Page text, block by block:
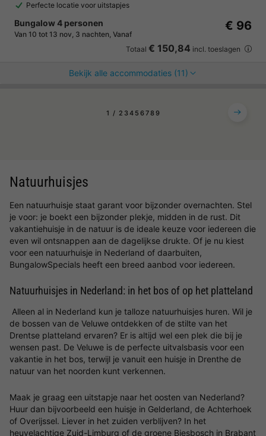
Perfecte locatie voor uitstapjes
Bungalow 4 personen
Van 10 tot 13 nov, 3 nachten, Vanaf
€ 96
Totaal € 150,84 incl. toeslagen
Bekijk alle accommodaties (11)
1 2 3 4 5 67 8 9
Natuurhuisjes
Een natuurhuisje staat garant voor bijzonder overnachten. Stel
je voor: je boekt een bijzonder plekje, midden in de rust. Dit
vakantiehuisje in de natuur is de ideale keuze voor iedereen die
even wil ontsnappen aan de dagelijkse drukte. Of je nu kiest
voor een natuurhuisje in Nederland of daarbuiten,
BungalowSpecials heeft een breed aanbod voor iedereen.
Natuurhuisjes in Nederland: in het bos of op het platteland
Alleen al in Nederland kun je talloze natuurhuisjes huren. Wil je
de bossen van de Veluwe ontdekken of de stilte van het
Drentse platteland ervaren? Er is altijd wel een plek die bij je
wensen past. De Veluwe is de perfecte uitvalsbasis voor een
vakantie in het bos, terwijl je vanuit een huisje in Drenthe de
natuur van het noorden kunt verkennen.
Maak je graag een uitstapje naar het oosten van Nederland?
Huur dan bijvoorbeeld een huisje in Gelderland, de Achterhoek
of Overijssel. Liever in het zuiden verblijven? In het
heuvelachtige Zuid-Limburg of de groene Biesbosch in Brabant